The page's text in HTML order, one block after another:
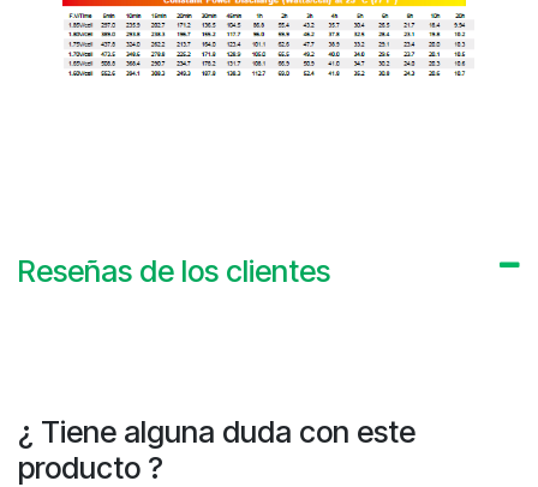
Reseñas de los clientes
¿ Tiene alguna duda con este
producto ?